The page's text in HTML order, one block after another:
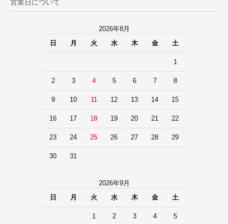
営業日について
2026年8月
日
月 火 水 木 金 土
1
2 3 4 5 6 7 8
9 10 11 12 13 14 15
16 17 18 19 20 21 22
23 24 25 26 27 28 29
30 31
2026年9月
日
月 火 水 木 金 土
1 2 3 4 5